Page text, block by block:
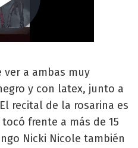
ver a ambas muy
y con latex, junto a
recital de la rosarina es
frente a más de 15
Nicki Nicole también